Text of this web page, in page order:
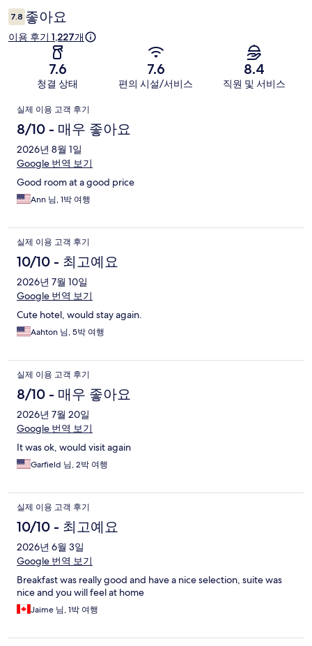
후
기
7.8 좋아요
이용 후기 1,227개
7.6
청결 상태
7.6
편의 시설/서비스
8.4
직원 및 서비스
이
용
후
기
실제 이용 고객 후기
8/10 - 매우 좋아요
2026년 8월 1일
Google 번역 보기
Good room at a good price
Ann 님, 1박 여행
실제 이용 고객 후기
10/10 - 최고예요
2026년 7월 10일
Google 번역 보기
Cute hotel, would stay again.
Aahton 님, 5박 여행
실제 이용 고객 후기
8/10 - 매우 좋아요
2026년 7월 20일
Google 번역 보기
It was ok, would visit again
Garfield 님, 2박 여행
실제 이용 고객 후기
10/10 - 최고예요
2026년 6월 3일
Google 번역 보기
Breakfast was really good and have a nice selection, suite was
nice and you will feel at home
Jaime 님, 1박 여행